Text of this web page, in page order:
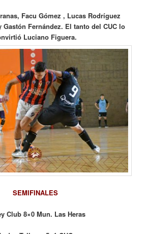
Facu Gómez , Lucas Rodríguez
Fernández. El tanto del CUC lo
Luciano Figuera.
SEMIFINALES
Club 8×0 Mun. Las Heras